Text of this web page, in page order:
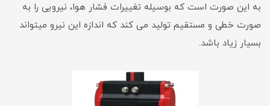
به این صورت است که بوسیله تغییرات فشار هوا، نیرویی را به
صورت خطی و مستقیم تولید می کند که اندازه این نیرو میتواند
بسیار زیاد باشد.